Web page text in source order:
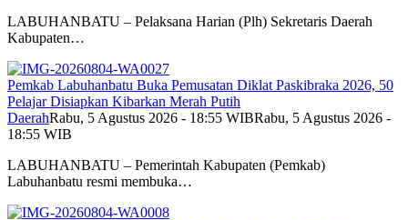
LABUHANBATU – Pelaksana Harian (Plh) Sekretaris Daerah
Kabupaten…
Pemkab Labuhanbatu Buka Pemusatan Diklat Paskibraka 2026, 50
Pelajar Disiapkan Kibarkan Merah Putih
DaerahRabu, 5 Agustus 2026 - 18:55 WIBRabu, 5 Agustus 2026 -
18:55 WIB
LABUHANBATU – Pemerintah Kabupaten (Pemkab)
Labuhanbatu resmi membuka…